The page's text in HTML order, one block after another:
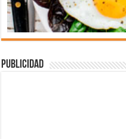
Publicidad